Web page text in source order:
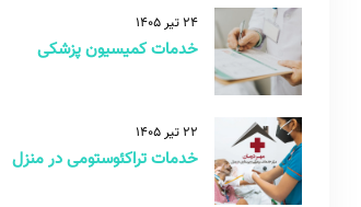
24 تیر 1405
خدمات کمیسیون پزشکی
22 تیر 1405
خدمات تراکئوستومی در منزل